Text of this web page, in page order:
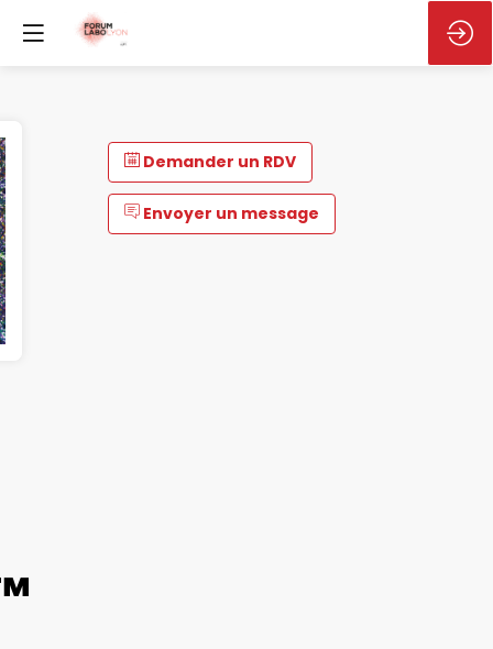
Demander un RDV
Envoyer un message